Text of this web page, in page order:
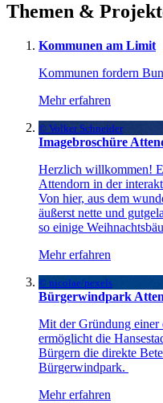
Themen &
Kommunen am Limit
Kommunen fordern
Mehr erfahren
© Volker Schneider
Imagebroschüre
Herzlich willkommen!
Attendorn in der
Von hier, aus dem
äußerst nette und
so einige
Mehr erfahren
© nicolae/pexels
Bürgerwindpark
Mit der Gründung einer
ermöglicht die
Bürgern die direkte
Bürgerwindpark.
Mehr erfahren